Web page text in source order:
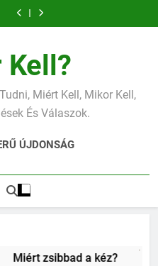
az
az
Miért Kell, Mikor Kell,
És Válaszok.
ÚJDONSÁG
a kéz?